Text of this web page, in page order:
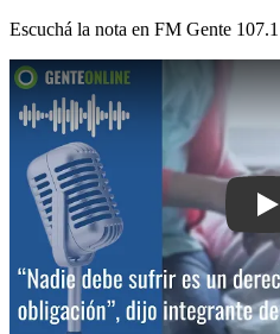
Escuchá la nota en FM Gente 107.1